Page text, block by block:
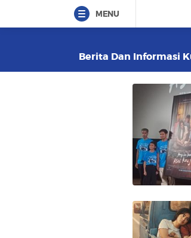
MENU
Berita Dan Informasi